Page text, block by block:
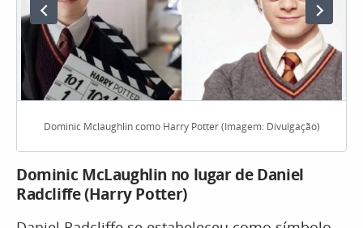
Dominic Mclaughlin como Harry Potter (Imagem: Divulgação)
Dominic McLaughlin no lugar de Daniel
Radcliffe (Harry Potter)